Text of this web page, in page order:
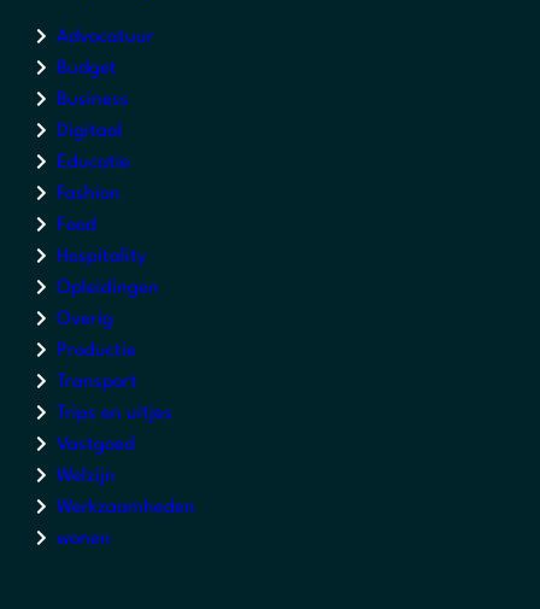
Advocatuur
Budget
Business
Digitaal
Educatie
Fashion
Food
Hospitality
Opleidingen
Overig
Productie
Transport
Trips en uitjes
Vastgoed
Welzijn
Werkzaamheden
wonen